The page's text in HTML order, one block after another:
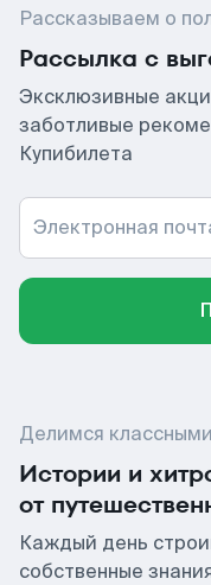
Рассказываем о
Рассылка с
Эксклюзивные
заботливые
Купибилета
Электронная
Делимся
Истории и
от
Каждый день
собственные